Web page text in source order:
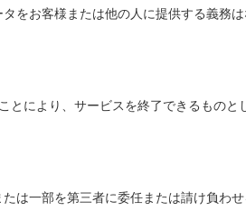
をお客様または他の人に提供する義務
とにより、サービスを終了できるもの
は一部を第三者に委任または請け負わせ